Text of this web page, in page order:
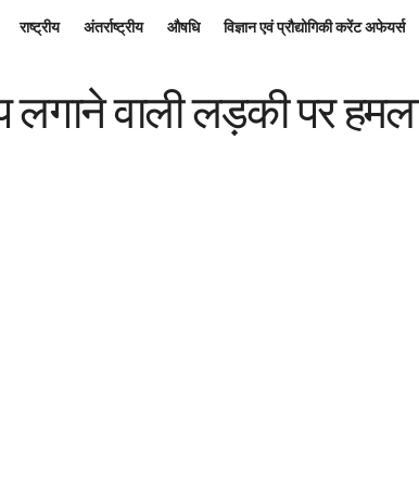
राष्ट्रीय अंतर्राष्ट्रीय औषधि विज्ञान एवं प्रौद्योगिकी करेंट अफेयर्स
लगाने वाली लड़की पर